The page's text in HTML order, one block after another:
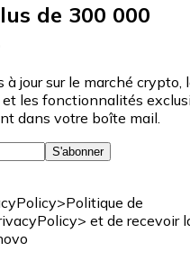
de 300 000
à jour sur le marché crypto,
les fonctionnalités
dans votre boîte mail.
S'abonner
de
et de recevoir